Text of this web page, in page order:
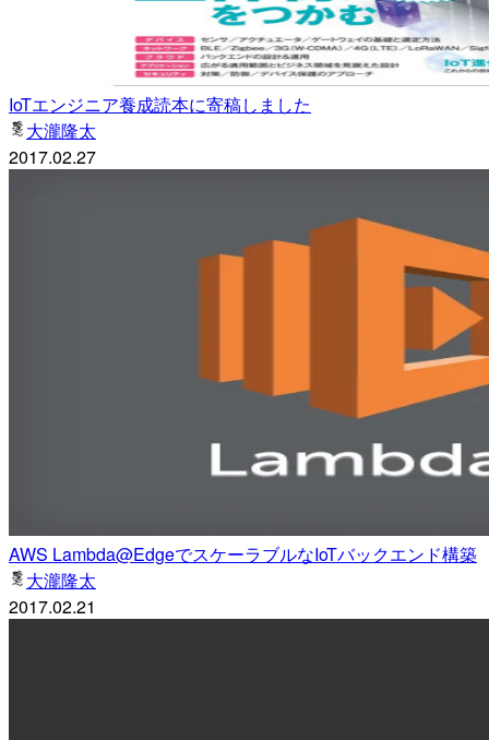
IoTエンジニア養成読本に寄稿しました
大瀧隆太
2017.02.27
AWS Lambda@EdgeでスケーラブルなIoTバックエンド構築
大瀧隆太
2017.02.21